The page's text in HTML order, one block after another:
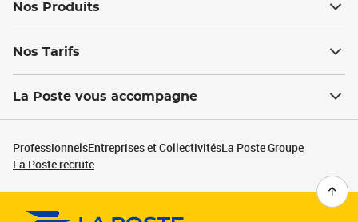
Nos Produits
Nos Tarifs
La Poste vous accompagne
ProfessionnelsEntreprises et CollectivitésLa Poste Groupe
La Poste recrute